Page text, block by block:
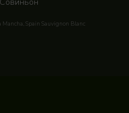
Spain Sauvignon Blanc